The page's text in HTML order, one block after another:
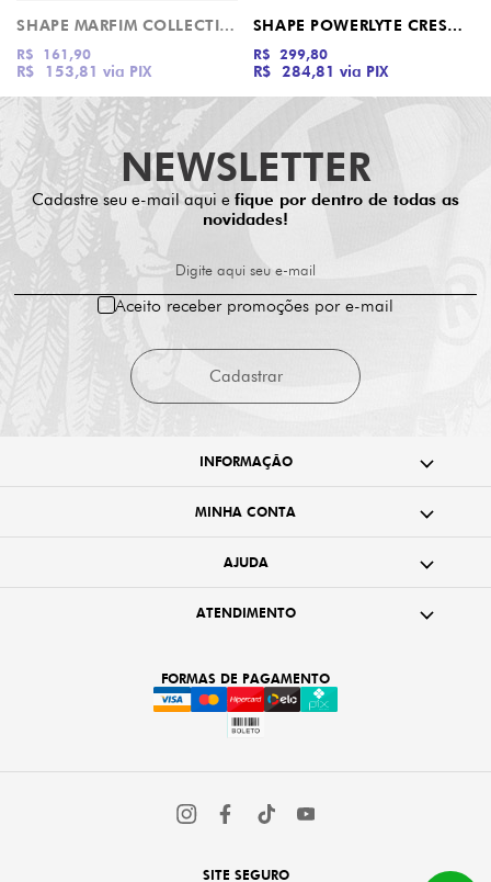
SHAPE MARFIM COLLECTIONS SERIES ATHOM CHILD
R$ 153,81 via PIX
R$ 161,90
SHAPE POWERLYTE CRESCENT BONE HAND SANTA CRUZ
R$ 284,81 via PIX
R$ 299,80
NEWSLETTER
Cadastre seu e-mail aqui e fique por dentro de todas as
novidades!
Digite aqui seu e-mail
Cadastrar
Aceito receber promoções por e-mail
INFORMAÇÃO
MINHA CONTA
AJUDA
ATENDIMENTO
FORMAS DE PAGAMENTO
SITE SEGURO